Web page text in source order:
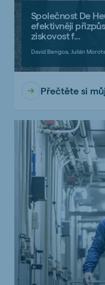
Společnost De
efektivněji
ziskovost f...
David Bengoa, Julián
Přečtěte si